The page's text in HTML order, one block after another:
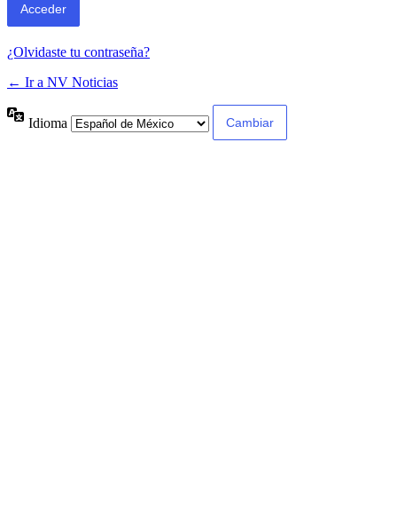
¿Olvidaste tu contraseña?
← Ir a NV Noticias
Idioma